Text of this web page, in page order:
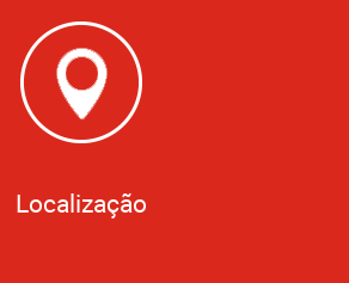
Localização